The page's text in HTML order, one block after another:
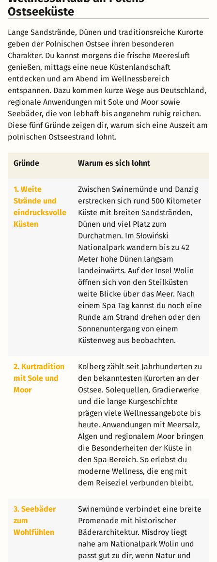
Ostseeküste
Lange Sandstrände, Dünen und traditionsreiche Kurorte
geben der Polnischen Ostsee ihren besonderen
Charakter. Du kannst morgens die frische Meeresluft
genießen, mittags eine neue Küstenlandschaft
entdecken und am Abend im Wellnessbereich
entspannen. Dazu kommen kurze Wege aus Deutschland,
regionale Anwendungen mit Sole und Moor sowie
Seebäder, die von lebhaft bis angenehm ruhig reichen.
Diese fünf Gründe zeigen dir, warum sich eine Auszeit am
polnischen Ostseestrand lohnt.
Gründe Warum es sich lohnt
1. Weite
Strände und
eindrucksvolle
Küsten
Zwischen Swinemünde und Danzig
erstrecken sich rund 500 Kilometer
Küste mit breiten Sandstränden,
Dünen und viel Platz zum
Durchatmen. Im Słowiński
Nationalpark wandern bis zu 42
Meter hohe Dünen langsam
landeinwärts. Auf der Insel Wolin
öffnen sich von den Steilküsten
weite Blicke über das Meer. Nach
einem Spa Tag kannst du noch eine
Runde am Strand drehen oder den
Sonnenuntergang von einem
Küstenweg aus beobachten.
2. Kurtradition
mit Sole und
Moor
Kolberg zählt seit Jahrhunderten zu
den bekanntesten Kurorten an der
Ostsee. Solequellen, Gradierwerke
und die lange Kurgeschichte
prägen viele Wellnessangebote bis
heute. Anwendungen mit Meersalz,
Algen und regionalem Moor bringen
die Besonderheiten der Küste in
den Spa Bereich. So erlebst du
moderne Wellness, die eng mit
dem Reiseziel verbunden bleibt.
3. Seebäder
zum
Wohlfühlen
Swinemünde verbindet eine breite
Promenade mit historischer
Bäderarchitektur. Misdroy liegt
nahe am Nationalpark Wolin und
passt gut zu dir, wenn Natur und